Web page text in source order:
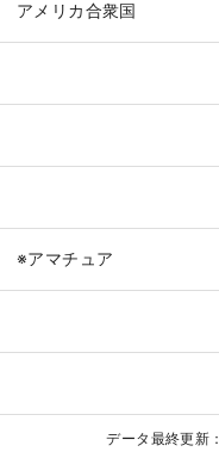
アメリカ合衆国
※アマチュア
データ最終更新：